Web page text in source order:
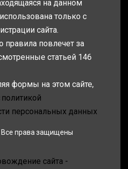
на данном
только с
сайта.
правила повлечет за
статьей 146
формы на этом сайте,
политикой
персональных данных
права защищены
сайта -